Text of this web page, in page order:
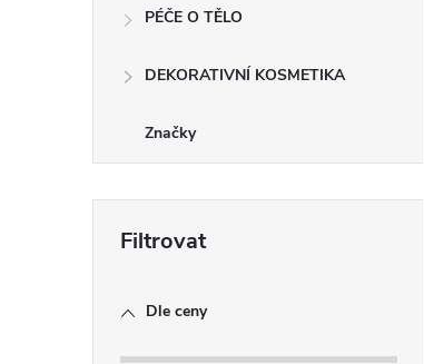
PÉČE O TĚLO
DEKORATIVNÍ KOSMETIKA
Značky
Dle ceny